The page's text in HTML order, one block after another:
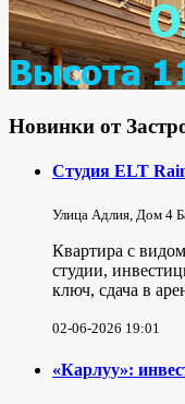
Новинки от
Студия ELT
Улица Адлия, Дом 4
Квартира с
студии,
ключ, сдача в
02-06-2026 19:01
«Карлуу»: